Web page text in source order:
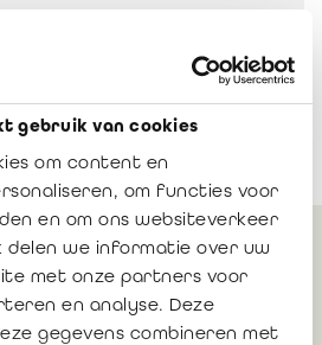
gebruik van cookies
om content en
om functies voor
en om ons websiteverkeer
delen we informatie over uw
met onze partners voor
en analyse. Deze
gegevens combineren met
vous